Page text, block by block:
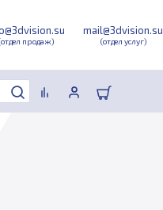
продаж)
mail@3dvision.su
(отдел услуг)